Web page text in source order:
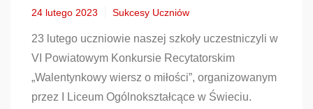
24 lutego 2023 Sukcesy Uczniów
23 lutego uczniowie naszej szkoły uczestniczyli w
VI Powiatowym Konkursie Recytatorskim
„Walentynkowy wiersz o miłości”, organizowanym
przez I Liceum Ogólnokształcące w Świeciu.